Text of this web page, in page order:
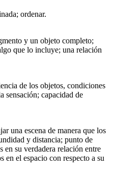
ordenar.
y un objeto completo;
que lo incluye; una relación
de los objetos, condiciones
sensación; capacidad de
una escena de manera que los
y distancia; punto de
en su verdadera relación entre
en el espacio con respecto a su